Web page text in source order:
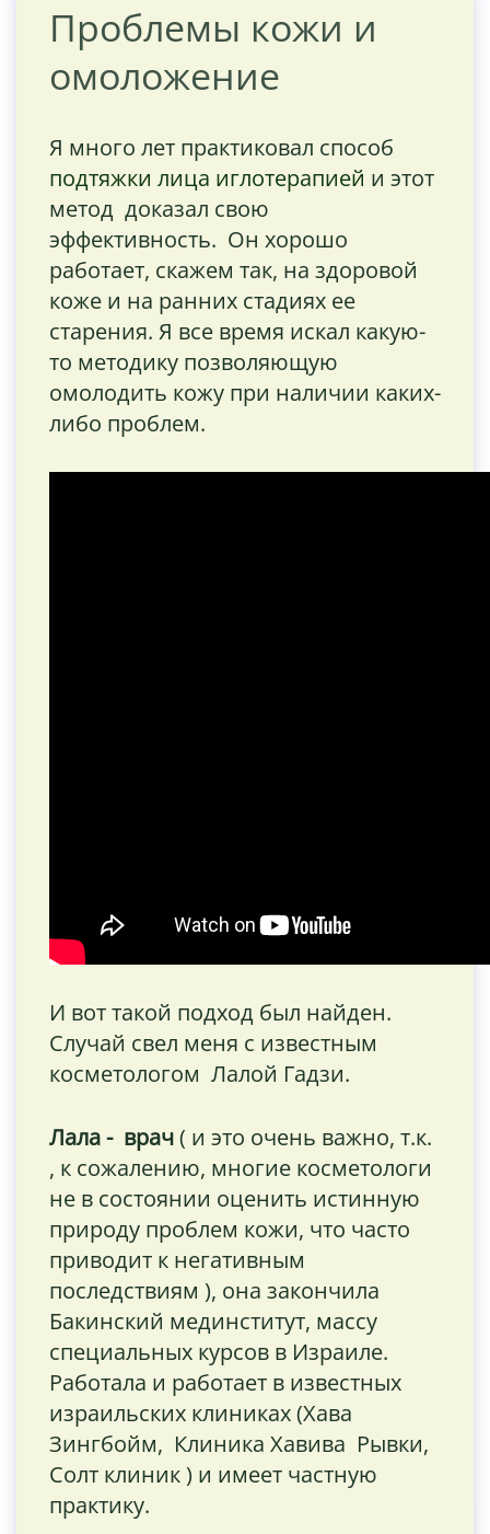
Проблемы кожи и
омоложение
Я много лет практиковал способ
подтяжки лица иглотерапией и этот
метод доказал свою
эффективность. Он хорошо
работает, скажем так, на здоровой
коже и на ранних стадиях ее
старения. Я все время искал какую-
то методику позволяющую
омолодить кожу при наличии каких-
либо проблем.
И вот такой подход был найден.
Случай свел меня с известным
косметологом Лалой Гадзи.
Лала - врач( и это очень важно, т.к.
, к сожалению, многие косметологи
не в состоянии оценить истинную
природу проблем кожи, что часто
приводит к негативным
последствиям ), она закончила
Бакинский мединститут, массу
специальных курсов в Израиле.
Работала и работает в известных
израильских клиниках (Хава
Зингбойм, Клиника Хавива Рывки,
Солт клиник ) и имеет частную
практику.